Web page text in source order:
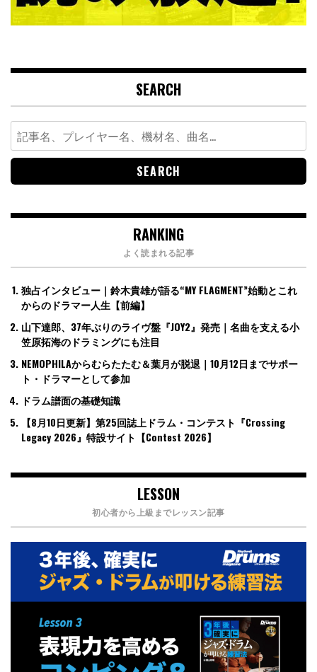
SEARCH
Search
for:
RANKING
よく読まれる記事
独占インタビュー｜鈴木貴雄が語る“MY FLAGMENT”始動とこれ
からのドラマー人生【前編】
山下達郎、37年ぶりのライヴ盤『JOY2』発売｜名曲を支える小
笠原拓海のドラミングにも注目
NEMOPHILAからむらたたむ＆葉月が脱退｜10月12日までサポー
ト・ドラマーとして参加
ドラム譜面の基礎知識
【8月10日更新】第25回誌上ドラム・コンテスト『Crossing
Legacy 2026』特設サイト【Contest 2026】
LESSON
初心者から上級までレッスン記事